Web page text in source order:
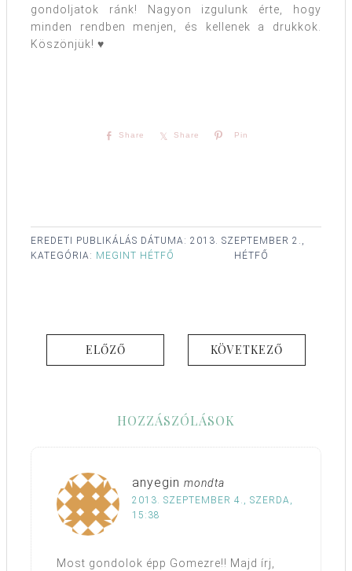
gondoljatok ránk! Nagyon izgulunk érte, hogy
minden rendben menjen, és kellenek a drukkok.
Köszönjük! ♥
Share Share Pin
EREDETI PUBLIKÁLÁS DÁTUMA: 2013. SZEPTEMBER 2.,
HÉTFŐ
KATEGÓRIA: MEGINT HÉTFŐ
ELŐZŐ KÖVETKEZŐ
HOZZÁSZÓLÁSOK
anyegin mondta
2013. SZEPTEMBER 4., SZERDA,
15:38
Most gondolok épp Gomezre!! Majd írj,